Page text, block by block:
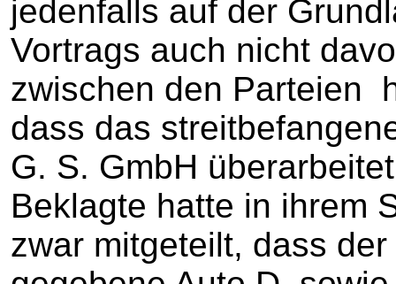
jedenfalls auf der
Vortrags auch nicht
zwischen den Parteien
dass das
G. S. GmbH
Beklagte hatte in ihrem
zwar mitgeteilt, dass